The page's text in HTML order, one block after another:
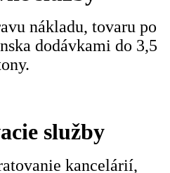
nákladu, tovaru po
dodávkami do 3,5
služby
kancelárií,